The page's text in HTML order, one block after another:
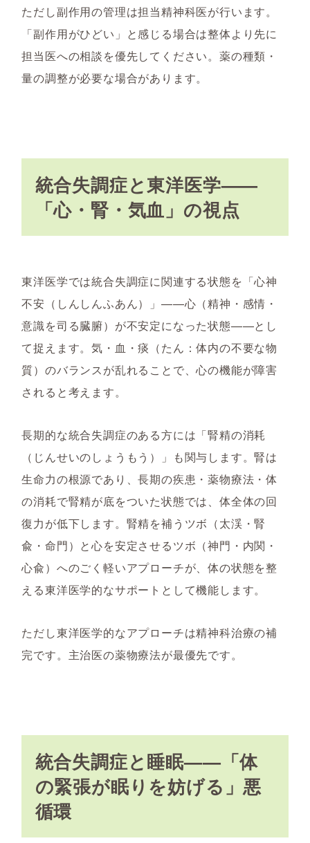
ただし副作用の管理は担当精神科医が行います。
「副作用がひどい」と感じる場合は整体より先に
担当医への相談を優先してください。薬の種類・
量の調整が必要な場合があります。
統合失調症と東洋医学——
「心・腎・気血」の視点
東洋医学では統合失調症に関連する状態を「心神
不安（しんしんふあん）」——心（精神・感情・
意識を司る臓腑）が不安定になった状態——とし
て捉えます。気・血・痰（たん：体内の不要な物
質）のバランスが乱れることで、心の機能が障害
されると考えます。
長期的な統合失調症のある方には「腎精の消耗
（じんせいのしょうもう）」も関与します。腎は
生命力の根源であり、長期の疾患・薬物療法・体
の消耗で腎精が底をついた状態では、体全体の回
復力が低下します。腎精を補うツボ（太渓・腎
兪・命門）と心を安定させるツボ（神門・内関・
心兪）へのごく軽いアプローチが、体の状態を整
える東洋医学的なサポートとして機能します。
ただし東洋医学的なアプローチは精神科治療の補
完です。主治医の薬物療法が最優先です。
統合失調症と睡眠——「体
の緊張が眠りを妨げる」悪
循環